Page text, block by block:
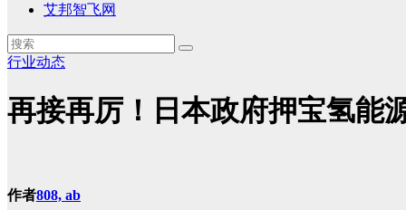
艾邦智飞网
行业动态
再接再厉！日本政府押宝氢能
作者808, ab